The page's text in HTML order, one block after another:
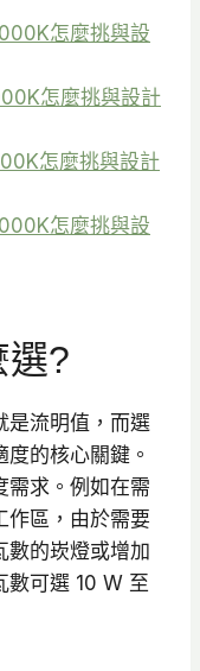
怎麼挑與設
怎麼挑與設計
怎麼挑與設計
怎麼挑與設
選?
是流明值，而選
的核心關鍵。
需求。例如在需
作區，由於需要
數的崁燈或增加
數可選 10 W 至